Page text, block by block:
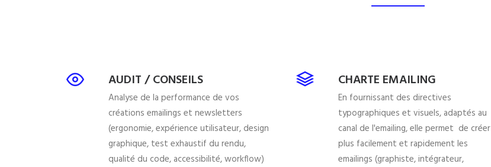
AUDIT / CONSEILS
Analyse de la performance de vos
créations emailings et newsletters
(ergonomie, expérience utilisateur, design
graphique, test exhaustif du rendu,
qualité du code, accessibilité, workflow)
CHARTE EMAILING
En fournissant des directives
typographiques et visuels, adaptés au
canal de l'emailing, elle permet de créer
plus facilement et rapidement les
emailings (graphiste, intégrateur,